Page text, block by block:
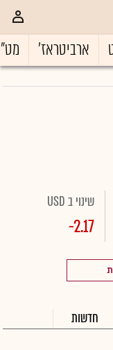
ארביטראז'
שינוי ב USD
-2.17
חדשות